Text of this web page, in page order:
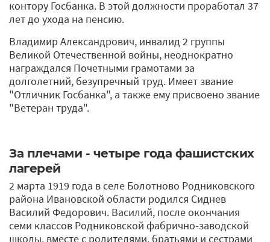
контору Госбанка. В этой должности проработал 37
лет до ухода на пенсию.
Владимир Александрович, инвалид 2 группы
Великой Отечественной войны, неоднократно
награждался Почетными грамотами за
долголетний, безупречный труд. Имеет звание
"Отличник Госбанка", а также ему присвоено звание
"Ветеран труда".
За плечами - четыре года фашистских
лагерей
2 марта 1919 года в селе Болотново Родниковского
района Ивановской области родился Сиднев
Василий Федорович. Василий, после окончания
семи классов Родниковской фабрично-заводской
школы, вместе с родителями, братьями и сестрами